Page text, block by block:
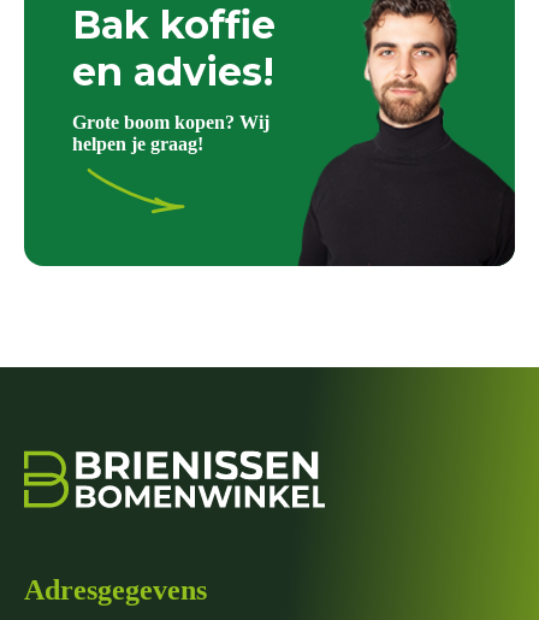
Bak koffie
en advies!
Grote boom kopen? Wij
helpen je graag!
Adresgegevens